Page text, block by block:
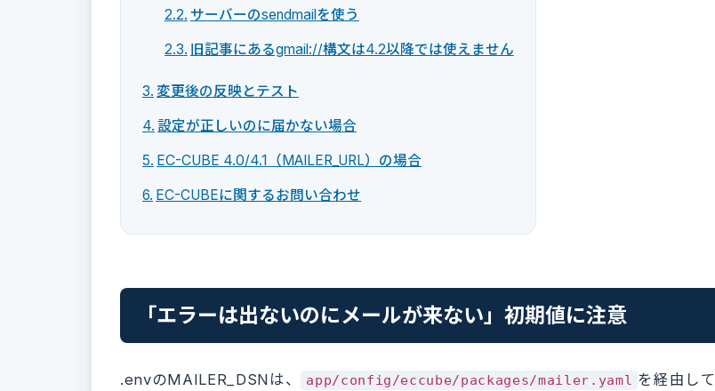
サーバーのsendmailを使う
旧記事にあるgmail://構文は4.2以降では使えません
変更後の反映とテスト
設定が正しいのに届かない場合
EC-CUBE 4.0/4.1（MAILER_URL）の場合
EC-CUBEに関するお問い合わせ
「エラーは出ないのにメールが来ない」初期値に注意
.envのMAILER_DSNは、 app/config/eccube/packages/mailer.yaml を経由して